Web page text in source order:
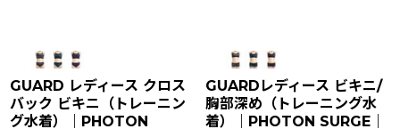
GUARD レディース クロス
バック ビキニ（トレーニン
グ水着）｜PHOTON
GUARDレディース ビキニ/
胸部深め（トレーニング水
着）｜PHOTON SURGE｜